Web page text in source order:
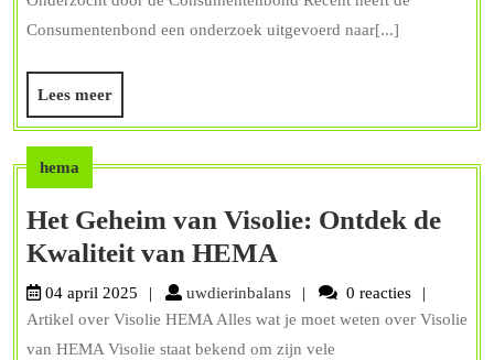
Consumentenbond een onderzoek uitgevoerd naar[...]
Lees meerLees
meer
hema
Het Geheim van Visolie: Ontdek de
Kwaliteit van HEMA
Geheim
van
Visolie:
04 april 2025 uwdierinbalansuwdierinbalans
0 reacties
Artikel over Visolie HEMA Alles wat je moet weten over Visolie
van HEMA Visolie staat bekend om zijn vele